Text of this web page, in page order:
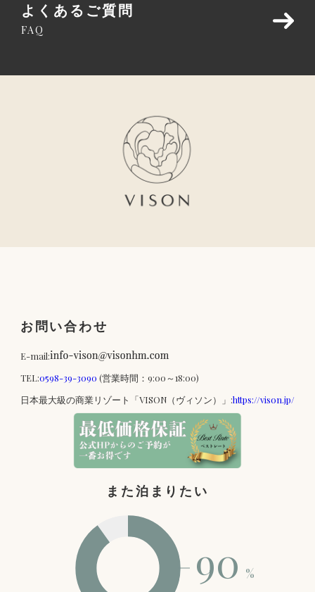
よくあるご質問
FAQ
お問い合わせ
E-mail:
TEL:0598-39-3090 (営業時間：9:00～18:00)
日本最大級の商業リゾート「VISON（ヴィソン）」:https://vison.jp/
また泊まりたい
90 %